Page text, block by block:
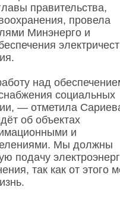
правительства,
провела
Минэнерго и
над
социальных
— отметила
об объектах
и
Мы должны
подачу
так как от этого